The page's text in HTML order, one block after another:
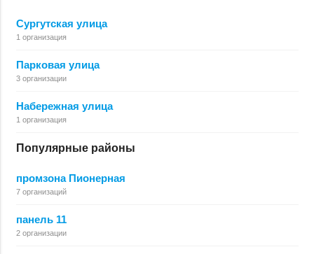
Сургутская улица
1 организация
Парковая улица
3 организации
Набережная улица
1 организация
Популярные районы
промзона Пионерная
7 организаций
панель 11
2 организации